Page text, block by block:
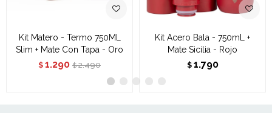
Kit Matero - Termo 750ML
Slim + Mate Con Tapa - Oro
$ 1.290 $ 2.490
Kit Acero Bala - 750mL +
Mate Sicilia - Rojo
$ 1.790